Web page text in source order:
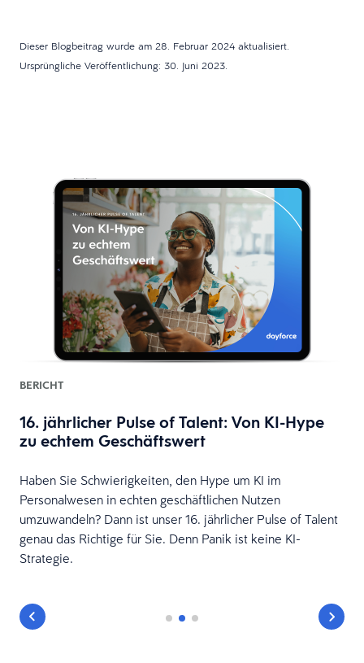
Dieser Blogbeitrag wurde am 28. Februar 2024 aktualisiert.
Ursprüngliche Veröffentlichung: 30. Juni 2023.
BERICHT
16. jährlicher Pulse of Talent: Von KI-Hype
zu echtem Geschäftswert
Haben Sie Schwierigkeiten, den Hype um KI im
Personalwesen in echten geschäftlichen Nutzen
umzuwandeln? Dann ist unser 16. jährlicher Pulse of Talent
genau das Richtige für Sie. Denn Panik ist keine KI-
Strategie.